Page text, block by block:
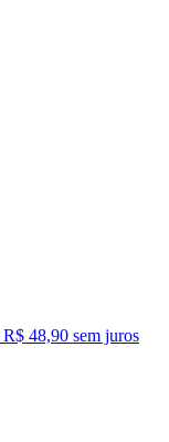
R$ 48,90 sem juros